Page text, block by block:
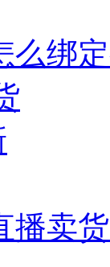
么绑
播卖